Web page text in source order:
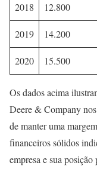
2018 12.800
2019 14.200
2020 15.500
Os dados acima
Deere & Company
de manter uma
financeiros sólidos
empresa e sua